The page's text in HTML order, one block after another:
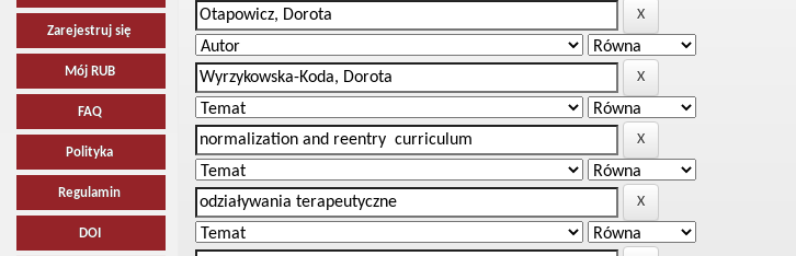
Zarejestruj się
Mój RUB
FAQ
Polityka
Regulamin
DOI